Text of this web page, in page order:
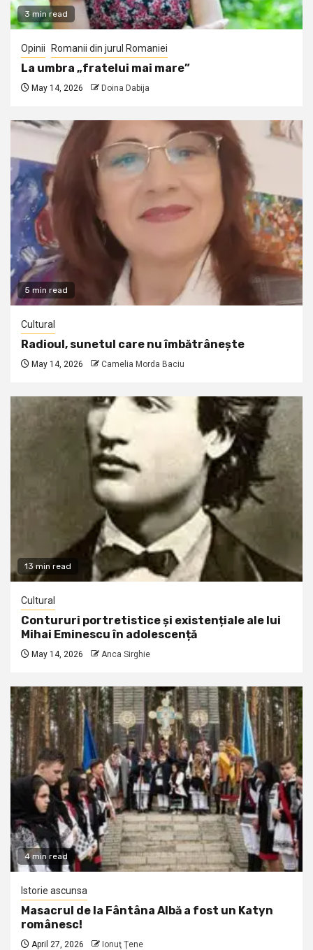
3 min read
Opinii Romanii din jurul Romaniei
La umbra „fratelui mai mare”
May 14, 2026 Doina Dabija
5 min read
Cultural
Radioul, sunetul care nu îmbătrânește
May 14, 2026 Camelia Morda Baciu
13 min read
Cultural
Contururi portretistice și existențiale ale lui
Mihai Eminescu în adolescență
May 14, 2026 Anca Sirghie
4 min read
Istorie ascunsa
Masacrul de la Fântâna Albă a fost un Katyn
românesc!
April 27, 2026 Ionuţ Ţene